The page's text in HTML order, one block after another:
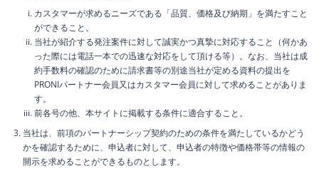
カスタマーが求めるニーズである「品質、価格及び納期」を満たすこと
ができること。
当社が紹介する発注案件に対して誠実かつ真摯に対応すること（何かあ
った際には電話一本での迅速な対応をして頂ける等）。なお、当社は成
約手数料の確認のために請求書等の別途当社が定める資料の提出を
PRONIパートナー会員又はカスタマー会員に対して求めることがありま
す。
前各号の他、本サイトに掲載する条件に適合すること。
当社は、前項のパートナーシップ契約のための条件を満たしているかどう
かを確認するために、申込者に対して、申込者の特徴や価格帯等の情報の
開示を求めることができるものとします。